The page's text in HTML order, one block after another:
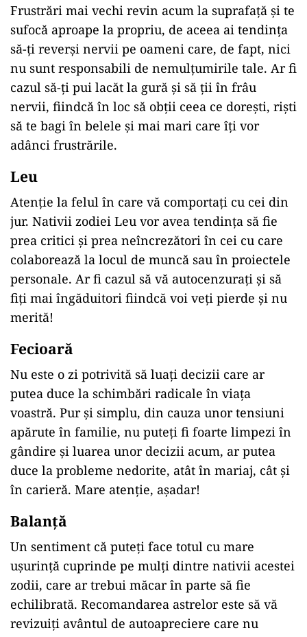
Frustrări mai vechi revin acum la suprafață și te
sufocă aproape la propriu, de aceea ai tendința
să-ți reverși nervii pe oameni care, de fapt, nici
nu sunt responsabili de nemulțumirile tale. Ar fi
cazul să-ți pui lacăt la gură și să ții în frâu
nervii, fiindcă în loc să obții ceea ce dorești, riști
să te bagi în belele și mai mari care îți vor
adânci frustrările.
Leu
Atenție la felul în care vă comportați cu cei din
jur. Nativii zodiei Leu vor avea tendința să fie
prea critici și prea neîncrezători în cei cu care
colaborează la locul de muncă sau în proiectele
personale. Ar fi cazul să vă autocenzurați și să
fiți mai îngăduitori fiindcă voi veți pierde și nu
merită!
Fecioară
Nu este o zi potrivită să luați decizii care ar
putea duce la schimbări radicale în viața
voastră. Pur și simplu, din cauza unor tensiuni
apărute în familie, nu puteți fi foarte limpezi în
gândire și luarea unor decizii acum, ar putea
duce la probleme nedorite, atât în mariaj, cât și
în carieră. Mare atenție, așadar!
Balanță
Un sentiment că puteți face totul cu mare
ușurință cuprinde pe mulți dintre nativii acestei
zodii, care ar trebui măcar în parte să fie
echilibrată. Recomandarea astrelor este să vă
revizuiți avântul de autoapreciere care nu